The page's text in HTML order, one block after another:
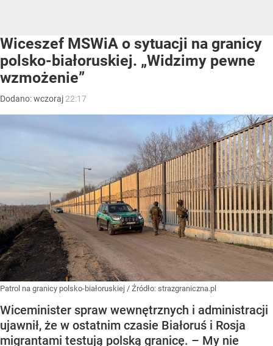
Wiceszef MSWiA o sytuacji na granicy
polsko-białoruskiej. „Widzimy pewne
wzmożenie”
Dodano:wczoraj 22:17
Patrol na granicy polsko-białoruskiej / Źródło: strazgraniczna.pl
Wiceminister spraw wewnętrznych i administracji
ujawnił, że w ostatnim czasie Białoruś i Rosja
migrantami testują polską granicę. – My nie